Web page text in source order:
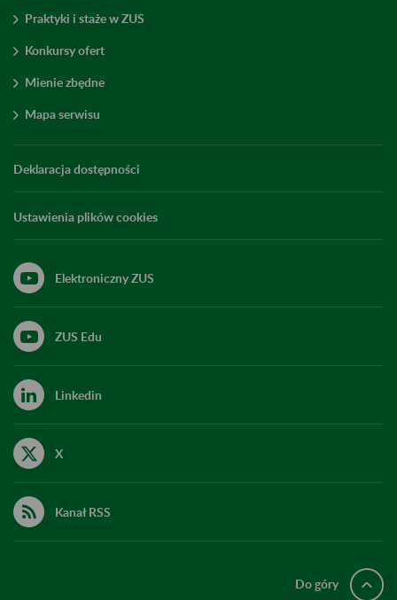
Praktyki i staże w ZUS
Konkursy ofert
Mienie zbędne
Mapa serwisu
Deklaracja dostępności
Ustawienia plików cookies
Elektroniczny ZUS
ZUS Edu
Linkedin
X
Kanał RSS
Do góry